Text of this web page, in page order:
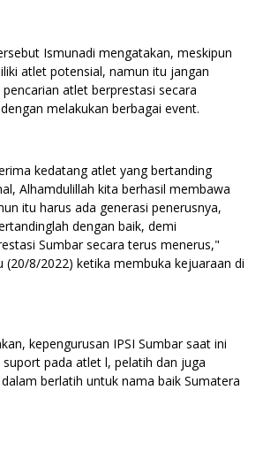
Ismunadi mengatakan, meskipun
atlet potensial, namun itu jangan
atlet berprestasi secara
melakukan berbagai event.
kedatang atlet yang bertanding
Alhamdulillah kita berhasil membawa
itu harus ada generasi penerusnya,
dengan baik, demi
Sumbar secara terus menerus,"
(20/8/2022) ketika membuka kejuaraan di
kepengurusan IPSI Sumbar saat ini
pada atlet l, pelatih dan juga
berlatih untuk nama baik Sumatera